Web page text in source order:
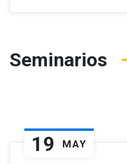
Seminarios
19 MAY